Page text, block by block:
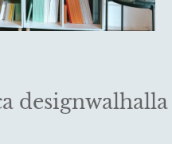
designwalhalla